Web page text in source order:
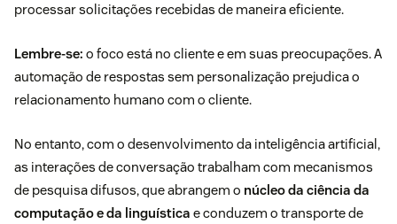
processar solicitações recebidas de maneira eficiente.
Lembre-se: o foco está no cliente e em suas preocupações. A
automação de respostas sem personalização prejudica o
relacionamento humano com o cliente.
No entanto, com o desenvolvimento da inteligência artificial,
as interações de conversação trabalham com mecanismos
de pesquisa difusos, que abrangem o núcleo da ciência da
computação e da linguística e conduzem o transporte de